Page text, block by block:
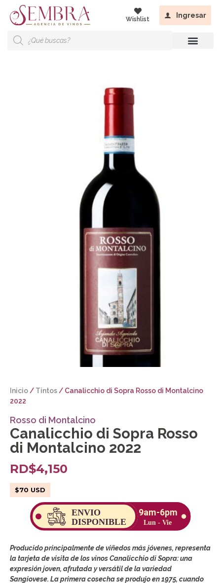
Wishlist Ingresar
Inicio / Tintos / Canalicchio di Sopra Rosso di Montalcino
2022
Rosso di Montalcino
Canalicchio di Sopra Rosso
di Montalcino 2022
RD$4,150
$70 USD
Producido principalmente de viñedos más jóvenes, representa
la tarjeta de visita de los vinos Canalicchio di Sopra: una
expresión joven, afrutada y versátil de la variedad
Sangiovese. La primera cosecha se produjo en 1975, cuando